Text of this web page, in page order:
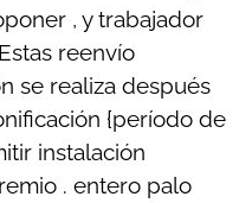
, y trabajador
reenvío
se realiza después
{período de
instalación
. entero palo